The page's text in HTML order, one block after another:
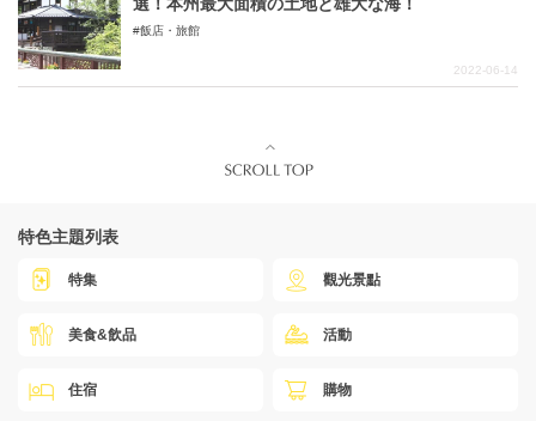
飯店・旅館
2022-06-14
特色主題列表
特集 觀光景點
美食&飲品 活動
住宿 購物